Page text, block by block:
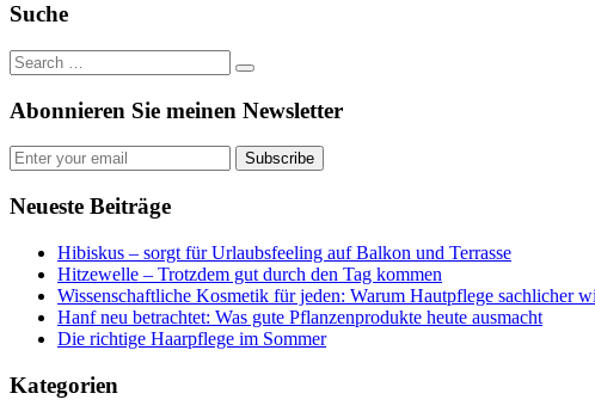
Suche
Abonnieren Sie meinen Newsletter
Subscribe
Neueste Beiträge
Hibiskus – sorgt für Urlaubsfeeling auf Balkon und Terrasse
Hitzewelle – Trotzdem gut durch den Tag kommen
Wissenschaftliche Kosmetik für jeden: Warum Hautpflege sachlicher
Hanf neu betrachtet: Was gute Pflanzenprodukte heute ausmacht
Die richtige Haarpflege im Sommer
Kategorien